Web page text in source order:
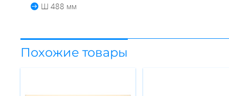
Ш 488 мм
Похожие товары